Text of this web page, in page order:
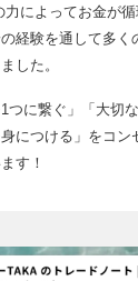
によってお金が循
経験を通して多く
した。
1つに繋ぐ」「大切
につける」をコン
す！